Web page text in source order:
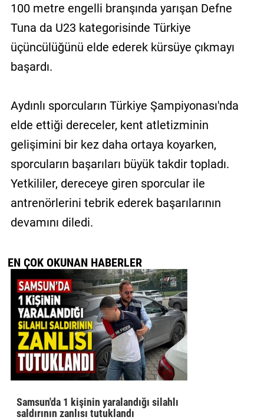
100 metre engelli branşında yarışan Defne
Tuna da U23 kategorisinde Türkiye
üçüncülüğünü elde ederek kürsüye çıkmayı
başardı.
Aydınlı sporcuların Türkiye Şampiyonası'nda
elde ettiği dereceler, kent atletizminin
gelişimini bir kez daha ortaya koyarken,
sporcuların başarıları büyük takdir topladı.
Yetkililer, dereceye giren sporcular ile
antrenörlerini tebrik ederek başarılarının
devamını diledi.
EN ÇOK OKUNAN HABERLER
Samsun'da 1 kişinin yaralandığı silahlı
saldırının zanlısı tutuklandı